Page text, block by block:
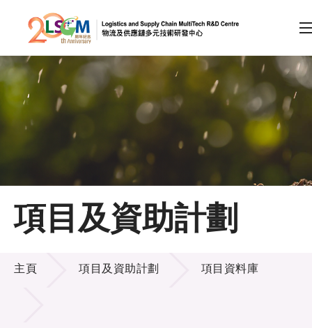
跳到內容（按回車鍵）
會員登入
A A EN 繁 简
主頁
關於LSCM
技術商品化
項目及資助計劃
項目及資助計劃
主頁 項目及資助計劃 項目資料庫